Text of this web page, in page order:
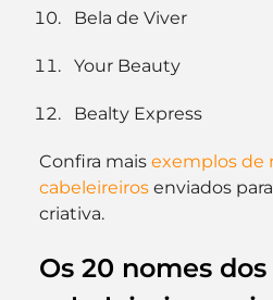
Bela de Viver
Your Beauty
Bealty Express
Confira mais exemplos de
cabeleireiros enviados
criativa.
Os 20 nomes